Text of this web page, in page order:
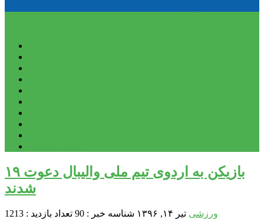
۱۹ بازیکن به اردوی تیم ملی والیبال دعوت
شدند
ورزشی تیر ۱۴, ۱۳۹۶ شناسه خبر : 90 تعداد بازدید : 1213